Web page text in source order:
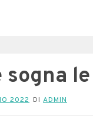
sogna
2022 DI ADMIN